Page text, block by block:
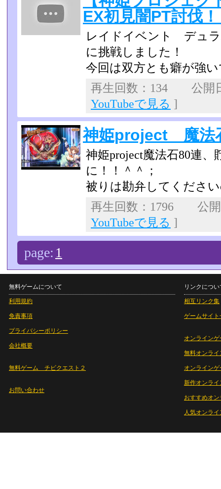
EX初見闇PT討伐
レイドイベント デュ
に挑戦しました！
今回は双方とも癖が強
再生回数：134 公開
YouTubeで見る ]
神姫project 魔法
神姫project魔法石80連
に！！＾＾；
被りは勘弁してくださ
再生回数：1796 公
YouTubeで見る ]
page: 1
無料ゲームについて
利用規約
免責事項
プライバシーポリシー
会社概要
無料ゲーム チビクエスト２
お問い合わせ
リンクについ
相互リンク集
ゲームサイト
オンラインゲ
無料オンライ
オンライン
新作オンライ
おすすめオ
人気オンラ